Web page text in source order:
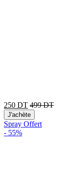
250 DT 499DT
J'achète
Spray Offert
- 55%